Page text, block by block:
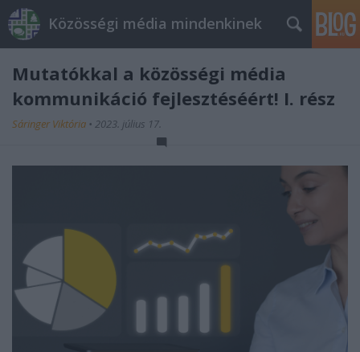
Közösségi média mindenkinek
Mutatókkal a közösségi média
kommunikáció fejlesztéséért! I. rész
Sáringer Viktória • 2023. július 17.